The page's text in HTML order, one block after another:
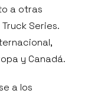
a otras
Series.
y Canadá.
a los